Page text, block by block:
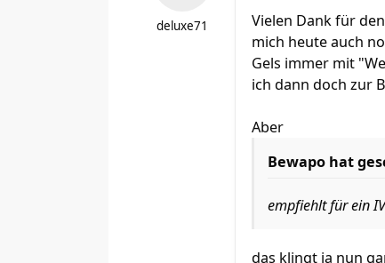
deluxe71 Vielen Dank für
mich heute auch
Gels immer mit
ich dann doch zur
Aber
Bewapo hat
empfiehlt für ein
das klingt ja nun